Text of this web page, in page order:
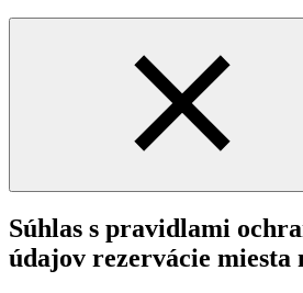
Súhlas s pravidlami
údajov rezervácie miesta